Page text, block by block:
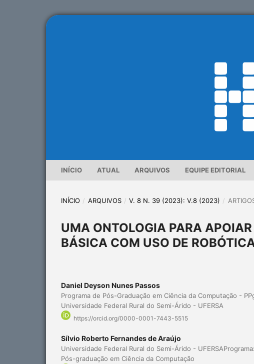
INÍCIO ATUAL ARQUIVOS EQUIPE EDITORIAL
INÍCIO / ARQUIVOS / V. 8 N. 39 (2023): V.8 (2023) /
UMA ONTOLOGIA PARA
BÁSICA COM USO DE
Daniel Deyson Nunes Passos
Programa de Pós-Graduação em Ciência da Computação -
Universidade Federal Rural do Semi-Árido - UFERSA
https://orcid.org/0000-0001-7443-5515
Sílvio Roberto Fernandes de Araújo
Universidade Federal Rural do Semi-Árido -
Pós-graduação em Ciência da Computação